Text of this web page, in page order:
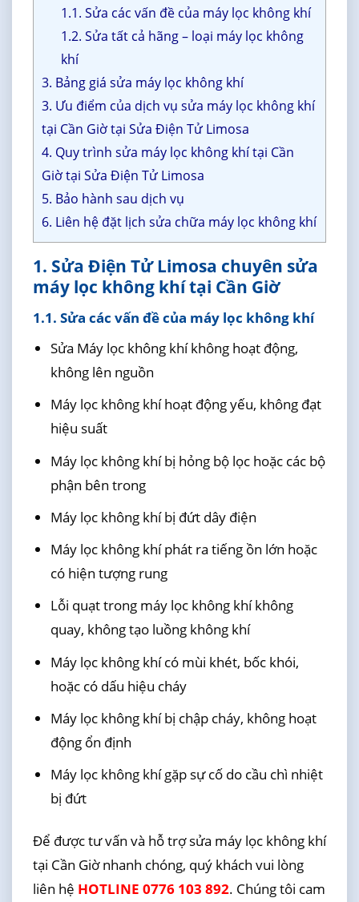
1.1. Sửa các vấn đề của máy lọc không khí
1.2. Sửa tất cả hãng – loại máy lọc không
khí
3. Bảng giá sửa máy lọc không khí
3. Ưu điểm của dịch vụ sửa máy lọc không khí
tại Cần Giờ tại Sửa Điện Tử Limosa
4. Quy trình sửa máy lọc không khí tại Cần
Giờ tại Sửa Điện Tử Limosa
5. Bảo hành sau dịch vụ
6. Liên hệ đặt lịch sửa chữa máy lọc không khí
1. Sửa Điện Tử Limosa chuyên sửa
máy lọc không khí tại Cần Giờ
1.1. Sửa các vấn đề của máy lọc không khí
Sửa Máy lọc không khí không hoạt động,
không lên nguồn
Máy lọc không khí hoạt động yếu, không đạt
hiệu suất
Máy lọc không khí bị hỏng bộ lọc hoặc các bộ
phận bên trong
Máy lọc không khí bị đứt dây điện
Máy lọc không khí phát ra tiếng ồn lớn hoặc
có hiện tượng rung
Lỗi quạt trong máy lọc không khí không
quay, không tạo luồng không khí
Máy lọc không khí có mùi khét, bốc khói,
hoặc có dấu hiệu cháy
Máy lọc không khí bị chập cháy, không hoạt
động ổn định
Máy lọc không khí gặp sự cố do cầu chì nhiệt
bị đứt
Để được tư vấn và hỗ trợ sửa máy lọc không khí
tại Cần Giờ nhanh chóng, quý khách vui lòng
liên hệ HOTLINE 0776 103 892. Chúng tôi cam